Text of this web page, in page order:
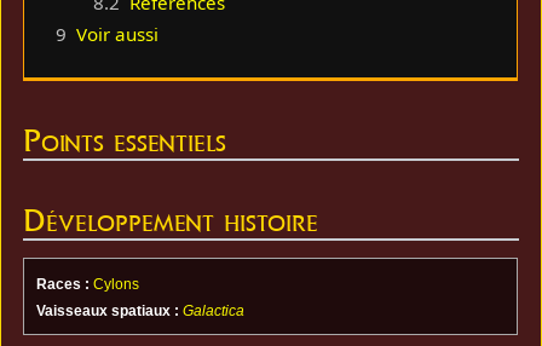
9 Voir aussi
Points essentiels
Développement histoire
Races : Cylons
Vaisseaux spatiaux : Galactica